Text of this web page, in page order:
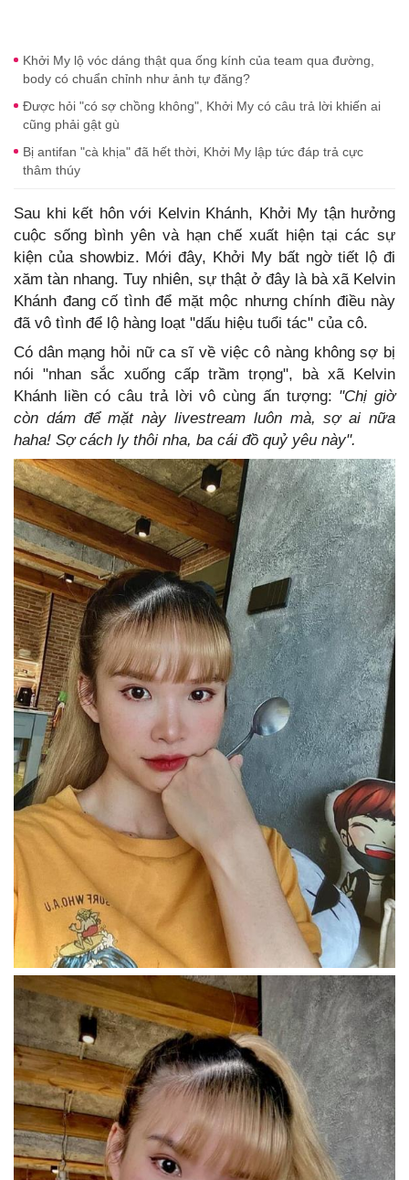
Khởi My lộ vóc dáng thật qua ống kính của team qua đường,
body có chuẩn chỉnh như ảnh tự đăng?
Được hỏi "có sợ chồng không", Khởi My có câu trả lời khiến ai
cũng phải gật gù
Bị antifan "cà khịa" đã hết thời, Khởi My lập tức đáp trả cực
thâm thúy
Sau khi kết hôn với Kelvin Khánh, Khởi My tận hưởng
cuộc sống bình yên và hạn chế xuất hiện tại các sự
kiện của showbiz. Mới đây, Khởi My bất ngờ tiết lộ đi
xăm tàn nhang. Tuy nhiên, sự thật ở đây là bà xã Kelvin
Khánh đang cố tình để mặt mộc nhưng chính điều này
đã vô tình để lộ hàng loạt "dấu hiệu tuổi tác" của cô.
Có dân mạng hỏi nữ ca sĩ về việc cô nàng không sợ bị
nói "nhan sắc xuống cấp trầm trọng", bà xã Kelvin
Khánh liền có câu trả lời vô cùng ấn tượng: "Chị giờ
còn dám để mặt này livestream luôn mà, sợ ai nữa
haha! Sợ cách ly thôi nha, ba cái đồ quỷ yêu này".